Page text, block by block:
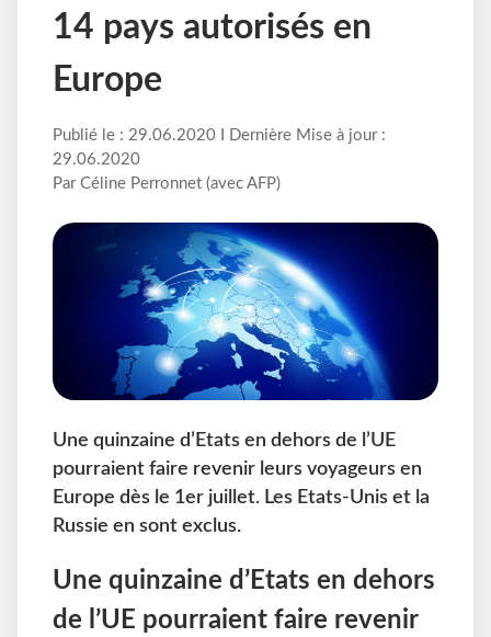
14 pays autorisés en
Europe
Publié le : 29.06.2020 I Dernière Mise à jour :
29.06.2020
Par Céline Perronnet (avec AFP)
Une quinzaine d’Etats en dehors de l’UE
pourraient faire revenir leurs voyageurs en
Europe dès le 1er juillet. Les Etats-Unis et la
Russie en sont exclus.
Une quinzaine d’Etats en dehors
de l’UE pourraient faire revenir